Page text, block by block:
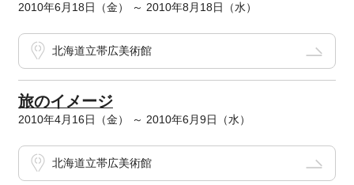
2010年6月18日（金） ～ 2010年8月18日（水）
北海道立帯広美術館
旅のイメージ
2010年4月16日（金） ～ 2010年6月9日（水）
北海道立帯広美術館